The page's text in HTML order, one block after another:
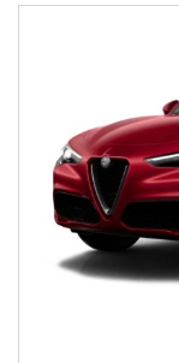
1.247€/
36 Mesi
1.260€/